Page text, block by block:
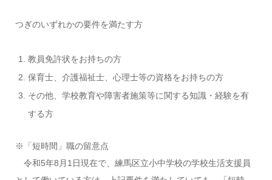
つぎのいずれかの要件を満たす方
教員免許状をお持ちの方
保育士、介護福祉士、心理士等の資格をお持ちの方
その他、学校教育や障害者施策等に関する知識・経験を有
する方
※「短時間」職の留意点
令和5年8月1日現在で、練馬区立小中学校の学校生活支援員